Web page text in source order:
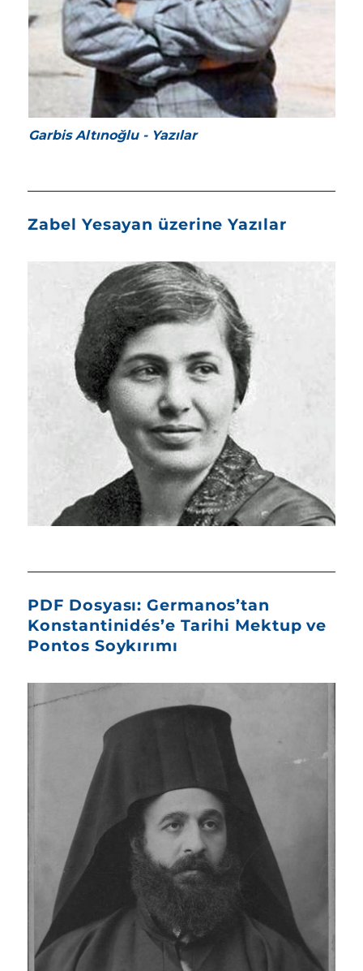
Garbis Altınoğlu - Yazılar
Zabel Yesayan üzerine Yazılar
PDF Dosyası: Germanos’tan
Konstantinidés’e Tarihi Mektup ve
Pontos Soykırımı